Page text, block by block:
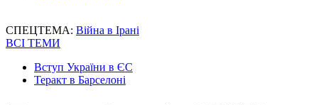
СПЕЦТЕМА: Війна в Ірані
ВСІ ТЕМИ
Вступ України в ЄС
Теракт в Барселоні